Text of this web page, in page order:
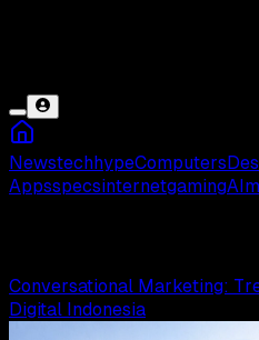
NewstechhypeComputers
AppsspecsinternetgamingAI
Conversational Marketing:
Digital Indonesia